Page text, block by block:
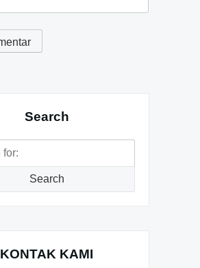
Search
Search
KONTAK KAMI